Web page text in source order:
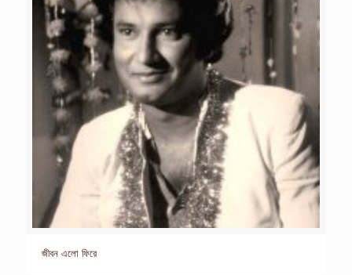
জীবন এলো ফিরে